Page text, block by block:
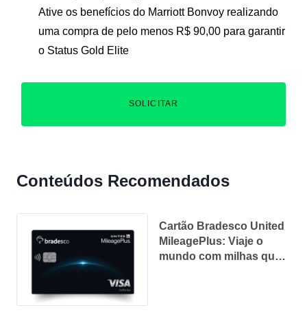
Ative os benefícios do Marriott Bonvoy realizando
uma compra de pelo menos R$ 90,00 para garantir
o Status Gold Elite
SOLICITAR
Conteúdos Recomendados
Cartão Bradesco United
MileagePlus: Viaje o
mundo com milhas que